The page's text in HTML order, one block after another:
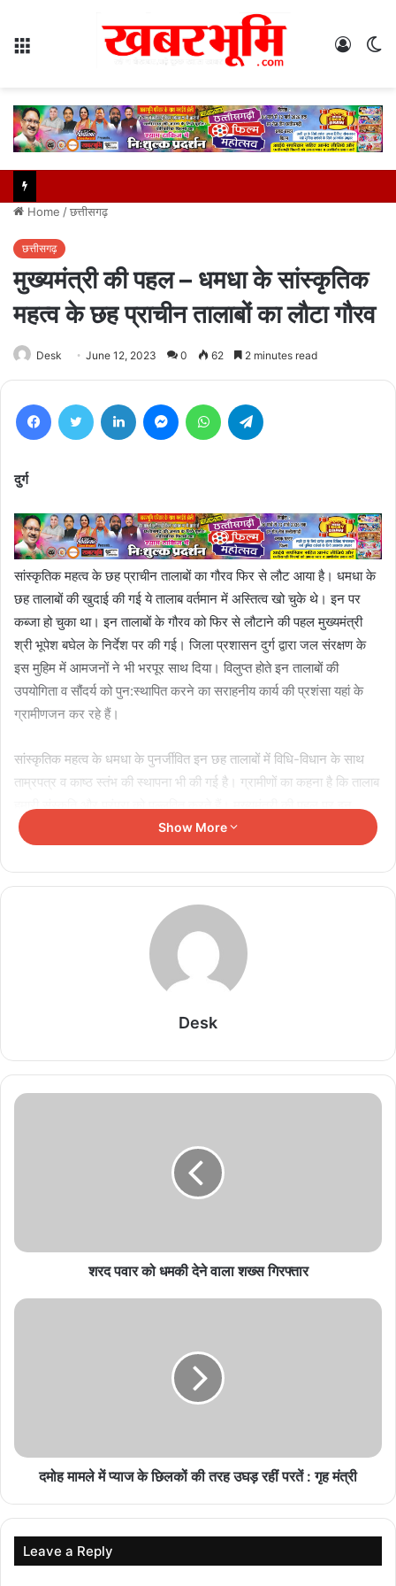
Log
Home /छत्तीसगढ़
छत्तीसगढ़
मुख्यमंत्री की पहल – धमधा के सांस्कृतिक
महत्व के छह प्राचीन तालाबों का लौटा गौरव
Desk June 12, 2023 0 62 2 minutes read
FacebookTwitter LinkedIn MessengerWhatsApp
दुर्ग
सांस्कृतिक महत्व के छह प्राचीन तालाबों का गौरव फिर से लौट आया है। धमधा के
छह तालाबों की खुदाई की गई ये तालाब वर्तमान में अस्तित्व खो चुके थे। इन पर
कब्जा हो चुका था। इन तालाबों के गौरव को फिर से लौटाने की पहल मुख्यमंत्री
श्री भूपेश बघेल के निर्देश पर की गई। जिला प्रशासन दुर्ग द्वारा जल संरक्षण के
इस मुहिम में आमजनों ने भी भरपूर साथ दिया। विलुप्त होते इन तालाबों की
उपयोगिता व सौंदर्य को पुन:स्थापित करने का सराहनीय कार्य की प्रशंसा यहां के
ग्रामीणजन कर रहे हैं।
सांस्कृतिक महत्व के धमधा के पुनर्जीवित इन छह तालाबों में विधि-विधान के साथ
ताम्रपत्र व काष्ठ स्तंभ की स्थापना भी की गई है। ग्रामीणों का कहना है कि तालाब
तालाबों के सौंदर्यीकरण और उन्हें सहेजने का कार्य सराहनीय है। धमधा के अन्य
प्राचीन तालाबों के जीर्णाेद्धार करने के लिए प्रयास किए जा रहे हैं।
खड़गवां में स्वच्छता व्यवस्था का राज्य स्तर पर निरीक्षण,
प्लास्टिक प्रबंधन और अपशिष्ट पृथक्करण पर जोर
August 6, 2026
शराब दुकानों में गड़बड़ी पर आबकारी विभाग का बड़ा एक्शन
मनरेगा श्रमिकों को बड़ी राहत, लंबित मजदूरी राशि जल्द
स्टंटबाजी पड़ी भारी! CG में बाइकर्स गैंग पकड़ा गया, पुलिस
कार्रवाई के बाद मांगी माफी
खैरागढ़ में सहेजी गई 230 साल पुरानी लिथोग्राफी, जर्मनी से
आए पत्थरों पर छात्रों को मिल रही ट्रेनिंग
August 6, 2026
सांस्कृतिक महत्व के इन तालाबों को जिला प्रशासन की मदद से पुनर्जीवित करने के
हटाने के बाद तालाबों की फिर से खुदाई हुई। खुदाई के काम में स्थानीय लोगों के
साथ-साथ गौरवगाथा समिति, हिन्द एथलेटिक्स क्लब, नगर पंचायत, जल संसाधन
विभाग के लोगों ने हिस्सा लिया। तालाब बनने के बाद पूरे विधि विधान से सरई
Show More
Desk
शरद पवार को धमकी देने वाला शख्स गिरफ्तार
दमोह मामले में प्याज के छिलकों की तरह उघड़ रहीं परतें : गृह मंत्री
Leave a Reply